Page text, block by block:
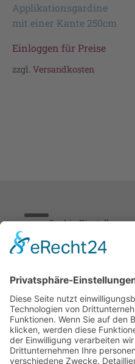
Applikationsgardine
mit einer Kante 250cm
Einloggen für Preise
zzgl. Versandkosten
Cookie-Einstellungen